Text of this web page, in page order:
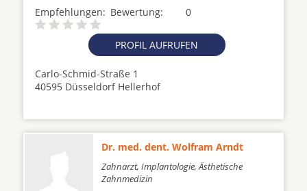
Empfehlungen: 0
Bewertung:
PROFIL AUFRUFEN
Carlo-Schmid-Straße 1
40595 Düsseldorf Hellerhof
Dr. med. dent. Wolfram Arndt
Zahnarzt, Implantologie, Ästhetische
Zahnmedizin